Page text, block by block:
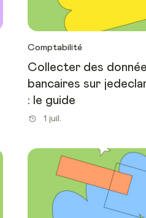
Comptabilité
Collecter des
bancaires sur
: le guide
1 juil.